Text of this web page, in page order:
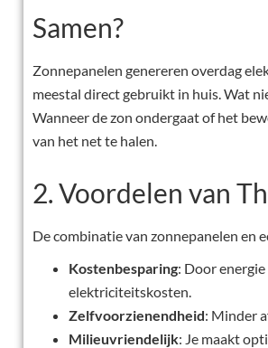
Samen?
Zonnepanelen genereren overdag
meestal direct gebruikt in huis. Wat
Wanneer de zon ondergaat of het
van het net te halen.
2. Voordelen van
De combinatie van zonnepanelen en
Kostenbesparing: Door energie
elektriciteitskosten.
Zelfvoorzienendheid: Minder
Milieuvriendelijk: Je maakt